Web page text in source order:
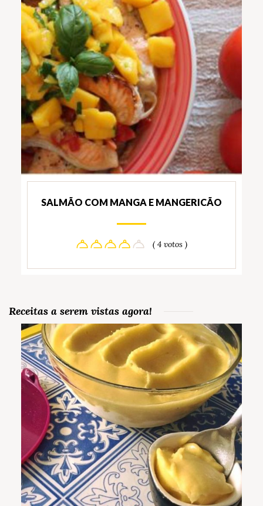
SALMÃO COM MANGA E MANGERICÃO
( 4 votos )
Receitas a serem vistas agora!